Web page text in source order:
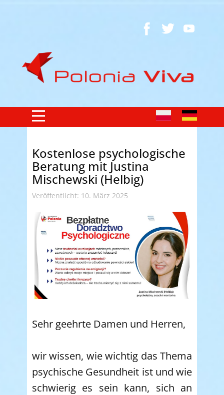
Kostenlose psychologische
Beratung mit Justina
Mischewski (Helbig)
Veröffentlicht: 10. März 2025
Sehr geehrte Damen und Herren,
wir wissen, wie wichtig das Thema
psychische Gesundheit ist und wie
schwierig es sein kann, sich an